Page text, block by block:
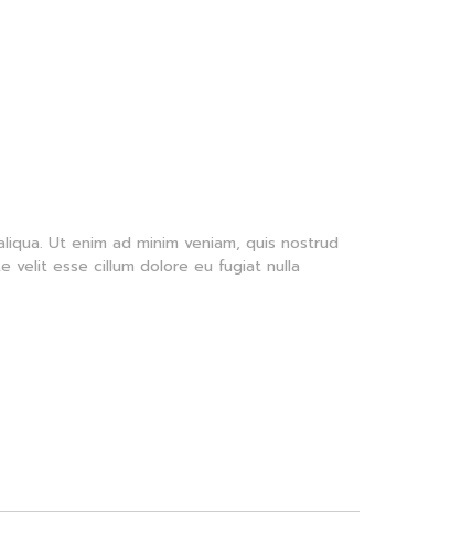
Ut enim ad minim veniam, quis nostrud
velit esse cillum dolore eu fugiat nulla